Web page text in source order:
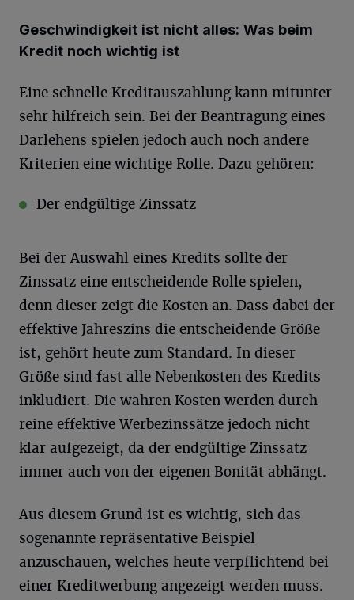
Geschwindigkeit ist nicht alles: Was beim
Kredit noch wichtig ist
Eine schnelle Kreditauszahlung kann mitunter
sehr hilfreich sein. Bei der Beantragung eines
Darlehens spielen jedoch auch noch andere
Kriterien eine wichtige Rolle. Dazu gehören:
Der endgültige Zinssatz
Bei der Auswahl eines Kredits sollte der
Zinssatz eine entscheidende Rolle spielen,
denn dieser zeigt die Kosten an. Dass dabei der
effektive Jahreszins die entscheidende Größe
ist, gehört heute zum Standard. In dieser
Größe sind fast alle Nebenkosten des Kredits
inkludiert. Die wahren Kosten werden durch
reine effektive Werbezinssätze jedoch nicht
klar aufgezeigt, da der endgültige Zinssatz
immer auch von der eigenen Bonität abhängt.
Aus diesem Grund ist es wichtig, sich das
sogenannte repräsentative Beispiel
anzuschauen, welches heute verpflichtend bei
einer Kreditwerbung angezeigt werden muss.